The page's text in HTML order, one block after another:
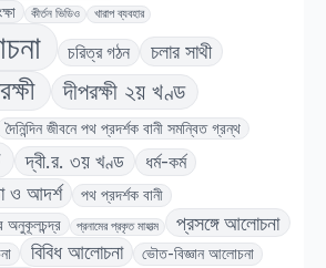
কীর্তন ভিডিও খারাপ ব্যবহার
চরিত্র গঠন চলার সাথী
দীপরক্ষী ২য় খণ্ড
দৈনিন্দিন জীবনে পথ প্রদর্শক বানী সমন্বিত গ্রন্থ
দ্বী.র. ৩য় খণ্ড ধর্ম-কর্ম
ও আদর্শ
পথ প্রদর্শক বানী
অনুকূলচন্দ্র
প্রনামের প্রকৃত মাহাত্ম প্রসঙ্গে আলোচনা
বিবিধ আলোচনা ভৌত-বিজ্ঞান আলোচনা